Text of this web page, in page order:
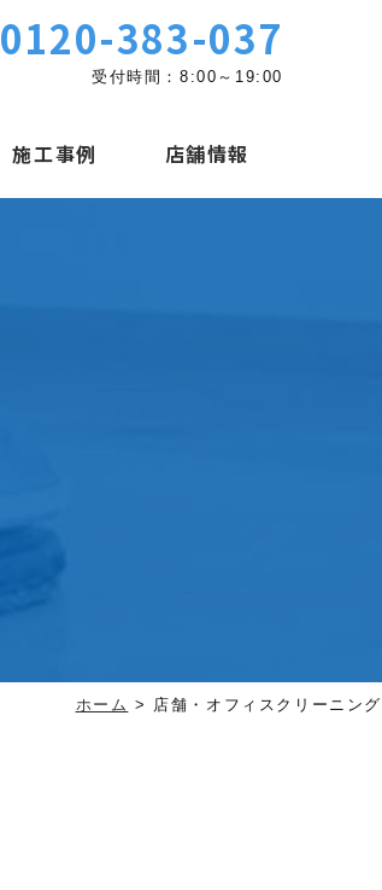
0120-383-037
受付時間：8:00～19:00
施工事例 店舗情報
ホーム > 店舗・オフィスクリーニング